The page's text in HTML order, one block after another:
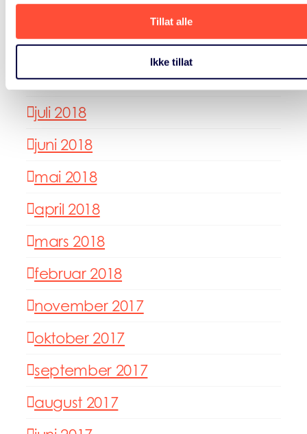
Tillat alle
Ikke tillat
oktober 2018
august 2018
juli 2018
juni 2018
mai 2018
april 2018
mars 2018
februar 2018
november 2017
oktober 2017
september 2017
august 2017